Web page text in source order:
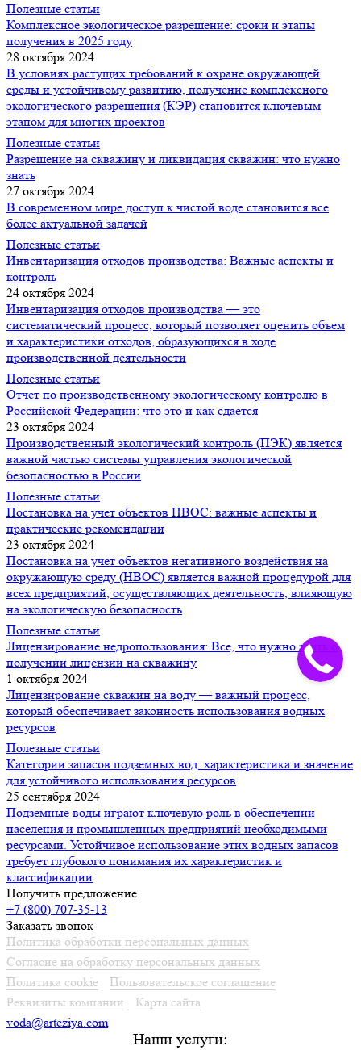
Полезные статьи
Комплексное экологическое разрешение: сроки и этапы
получения в 2025 году
28 октября 2024
В условиях растущих требований к охране окружающей
среды и устойчивому развитию, получение комплексного
экологического разрешения (КЭР) становится ключевым
этапом для многих проектов
Полезные статьи
Разрешение на скважину и ликвидация скважин: что нужно
знать
27 октября 2024
В современном мире доступ к чистой воде становится все
более актуальной задачей
Полезные статьи
Инвентаризация отходов производства: Важные аспекты и
контроль
24 октября 2024
Инвентаризация отходов производства — это
систематический процесс, который позволяет оценить объем
и характеристики отходов, образующихся в ходе
производственной деятельности
Полезные статьи
Отчет по производственному экологическому контролю в
Российской Федерации: что это и как сдается
23 октября 2024
Производственный экологический контроль (ПЭК) является
важной частью системы управления экологической
безопасностью в России
Полезные статьи
Постановка на учет объектов НВОС: важные аспекты и
практические рекомендации
23 октября 2024
Постановка на учет объектов негативного воздействия на
окружающую среду (НВОС) является важной процедурой для
всех предприятий, осуществляющих деятельность, влияющую
на экологическую безопасность
Полезные статьи
Лицензирование недропользования: Все, что нужно знать о
получении лицензии на скважину
1 октября 2024
Лицензирование скважин на воду — важный процесс,
который обеспечивает законность использования водных
ресурсов
Полезные статьи
Категории запасов подземных вод: характеристика и значение
для устойчивого использования ресурсов
25 сентября 2024
Подземные воды играют ключевую роль в обеспечении
населения и промышленных предприятий необходимыми
ресурсами. Устойчивое использование этих водных запасов
требует глубокого понимания их характеристик и
классификации
Получить предложение
+7 (800) 707-35-13
Заказать звонок
Политика обработки персональных данных
Согласие на обработку персональных данных
Политика cookie
Пользовательское соглашение
Реквизиты компании
Карта сайта
voda@arteziya.com
Наши услуги: